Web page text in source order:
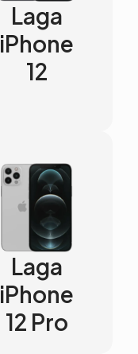
Laga
iPhone
12
Laga
iPhone
12 Pro